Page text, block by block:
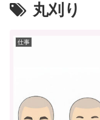
丸刈り
仕事